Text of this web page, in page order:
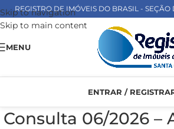
Skip to navigation
Skip to main content
REGISTRO DE IMÓVEIS DO BRASIL -
MENU
ENTRAR /
Consulta 06/2026 –